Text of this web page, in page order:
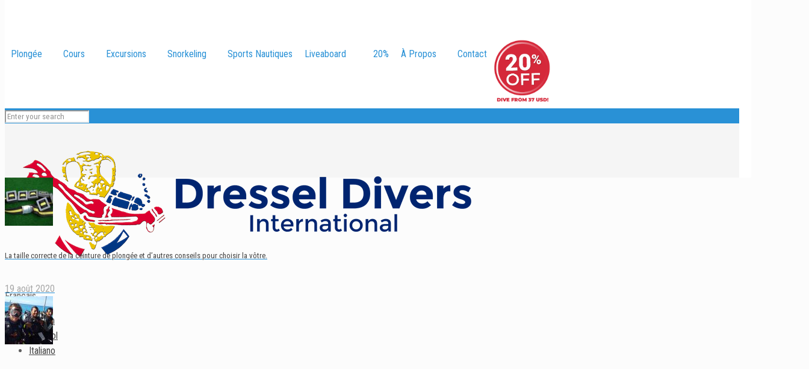
Plongée Cours Excursions Snorkeling Sports Nautiques Liveaboard 20% À Propos Contact
Français
English
Español
Italiano
La taille correcte de la ceinture de plongée et d’autres conseils pour choisir la vôtre.
19 août 2020